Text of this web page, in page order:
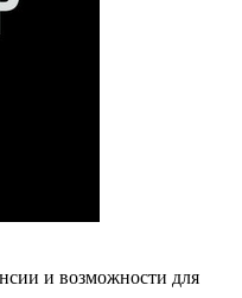
и возможности для